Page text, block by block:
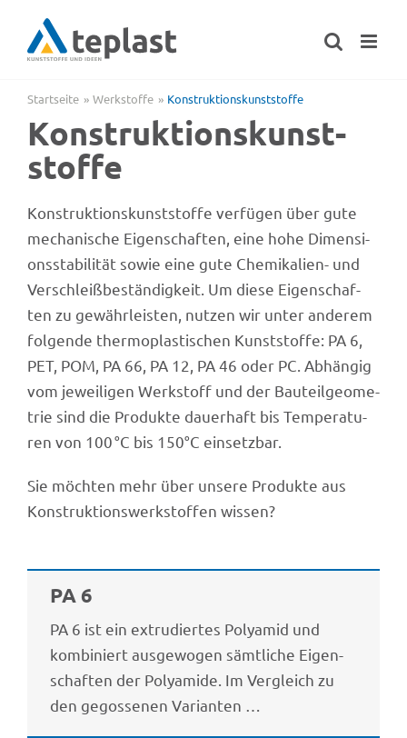
Inhalt
springen
Startseite Werk­stoffe Konstruk­ti­ons­kunst­stoffe
Konstruk­ti­ons­kunst­
stoffe
Konstruk­ti­ons­kunst­stoffe verfü­gen über gute
mecha­ni­sche Eigen­schaf­ten, eine hohe Dimen­si­
ons­sta­bi­li­tät sowie eine gute Chemi­ka­lien- und
Verschleiß­be­stän­dig­keit. Um diese Eigen­schaf­
ten zu gewähr­leis­ten, nutzen wir unter ande­rem
folgende ther­mo­plas­ti­schen Kunst­stoffe: PA 6,
PET, POM, PA 66, PA 12, PA 46 oder PC. Abhän­gig
vom jewei­li­gen Werk­stoff und der Bauteil­geo­me­
trie sind die Produkte dauer­haft bis Tempe­ra­tu­
ren von 100 °C bis 150°C einsetzbar.
Sie möch­ten mehr über unsere Produkte aus
Konstruk­ti­ons­werk­stof­fen wissen?
PA 6
PA 6 ist ein extru­dier­tes Poly­amid und
kombi­niert ausge­wo­gen sämt­li­che Eigen­
schaf­ten der Poly­amide. Im Vergleich zu
den gegos­se­nen Varianten …